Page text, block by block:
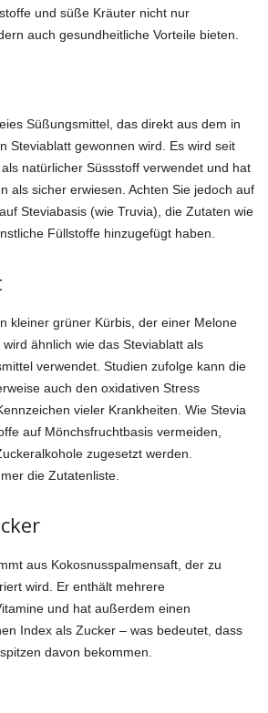
und süße Kräuter nicht nur
auch gesundheitliche Vorteile bieten.
Süßungsmittel, das direkt aus dem in
Steviablatt gewonnen wird. Es wird seit
natürlicher Süssstoff verwendet und hat
als sicher erwiesen. Achten Sie jedoch auf
Steviabasis (wie Truvia), die Zutaten wie
Füllstoffe hinzugefügt haben.
kleiner grüner Kürbis, der einer Melone
ähnlich wie das Steviablatt als
verwendet. Studien zufolge kann die
auch den oxidativen Stress
vieler Krankheiten. Wie Stevia
auf Mönchsfruchtbasis vermeiden,
zugesetzt werden.
die Zutatenliste.
aus Kokosnusspalmensaft, der zu
wird. Er enthält mehrere
und hat außerdem einen
Index als Zucker – was bedeutet, dass
davon bekommen.